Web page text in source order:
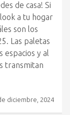
de casa! Si
a tu hogar
son los
Las paletas
espacios y al
transmitan
diciembre, 2024